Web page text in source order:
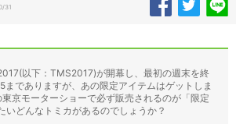
31
以下：TMS2017)が開幕し、最初の週末を終
までありますが、あの限定アイテムはゲットしま
京モーターショーで必ず販売されるのが「限定
いどんなトミカがあるのでしょうか？